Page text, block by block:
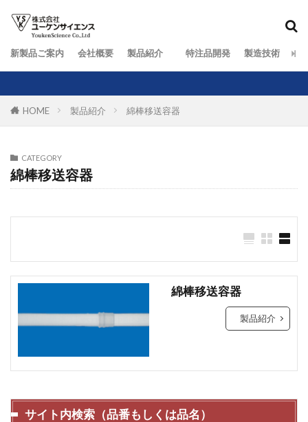
新製品ご案内 会社概要 製品紹介 特注品開発 製造技術 お
HOME 製品紹介 綿棒移送容器
CATEGORY
綿棒移送容器
綿棒移送容器
製品紹介
サイト内検索（品番もしくは品名）